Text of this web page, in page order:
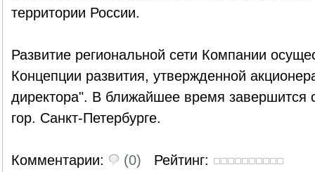
территории России.
Развитие региональной сети Компании
Концепции развития, утвержденной
директора". В ближайшее время завершится
гор. Санкт-Петербурге.
Комментарии: (0) Рейтинг: